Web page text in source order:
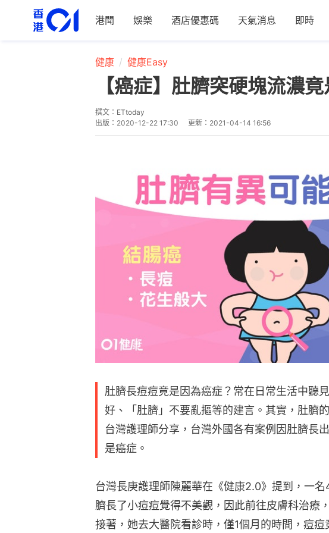
港聞 娛樂 酒店優惠碼 天氣消息 即時
健康 健康Easy
【癌症】肚臍突硬塊流濃
撰文： ETtoday
出版： 2020-12-22 17:30 更新： 2021-04-14 16:56
肚臍長痘痘竟是因為癌症？常在日常生活中聽
好、「肚臍」不要亂摳等的建言。其實，肚臍
台灣護理師分享，台灣外國各有案例因肚臍長
是癌症。
台灣長庚護理師陳麗華在《健康2.0》提到，一
臍長了小痘痘覺得不美觀，因此前往皮膚科治療
接著，她去大醫院看診時，僅1個月的時間，痘